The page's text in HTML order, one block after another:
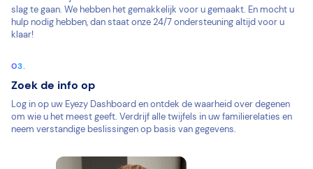
slag te gaan. We hebben het gemakkelijk voor u gemaakt. En mocht u
hulp nodig hebben, dan staat onze 24/7 ondersteuning altijd voor u
klaar!
Zoek de info op
Log in op uw Eyezy Dashboard en ontdek de waarheid over degenen
om wie u het meest geeft. Verdrijf alle twijfels in uw familierelaties en
neem verstandige beslissingen op basis van gegevens.